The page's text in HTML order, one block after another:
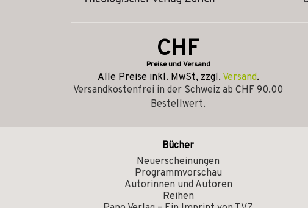
CHF
Preise und Versand
Alle Preise inkl. MwSt, zzgl. Versand.
Versandkostenfrei in der Schweiz ab CHF 90.00
Bestellwert.
Bücher
Neuerscheinungen
Programmvorschau
Autorinnen und Autoren
Reihen